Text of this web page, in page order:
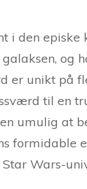
i den
og
er unikt på
til en
umulig at
formidable
Wars-